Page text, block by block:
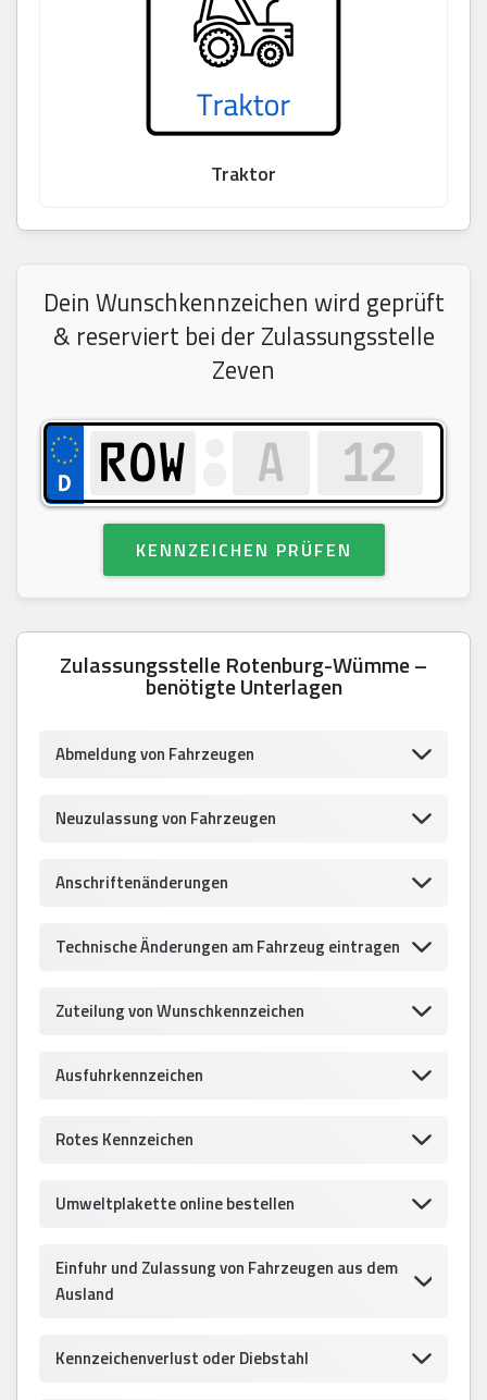
Traktor
Dein Wunschkennzeichen wird geprüft
& reserviert bei der Zulassungsstelle
Zeven
KENNZEICHEN PRÜFEN
Zulassungsstelle Rotenburg-Wümme –
benötigte Unterlagen
Abmeldung von Fahrzeugen
Neuzulassung von Fahrzeugen
Anschriftenänderungen
Technische Änderungen am Fahrzeug eintragen
Zuteilung von Wunschkennzeichen
Ausfuhrkennzeichen
Rotes Kennzeichen
Umweltplakette online bestellen
Einfuhr und Zulassung von Fahrzeugen aus dem
Ausland
Kennzeichenverlust oder Diebstahl